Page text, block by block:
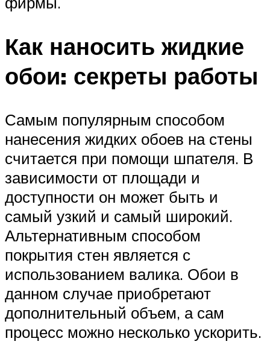
Как наносить жидкие
обои: секреты работы
Самым популярным способом
нанесения жидких обоев на стены
считается при помощи шпателя. В
зависимости от площади и
доступности он может быть и
самый узкий и самый широкий.
Альтернативным способом
покрытия стен является с
использованием валика. Обои в
данном случае приобретают
дополнительный объем, а сам
процесс можно несколько ускорить.